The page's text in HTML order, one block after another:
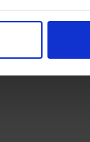
Auf der